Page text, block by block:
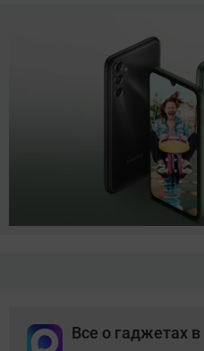
Все о гаджетах